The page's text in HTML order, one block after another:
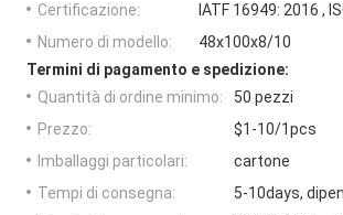
Certificazione:
IATF 16949: 2016 ,
Numero di modello:
48x100x8/10
Termini di pagamento e spedizione:
Quantità di ordine minimo:
50 pezzi
Prezzo:
$1-10/1pcs
Imballaggi particolari:
cartone
Tempi di consegna:
5-10days,